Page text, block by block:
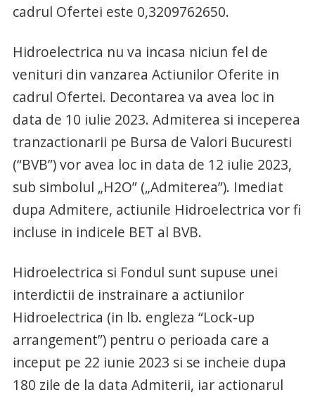
cadrul Ofertei este 0,3209762650.
Hidroelectrica nu va incasa niciun fel de
venituri din vanzarea Actiunilor Oferite in
cadrul Ofertei. Decontarea va avea loc in
data de 10 iulie 2023. Admiterea si inceperea
tranzactionarii pe Bursa de Valori Bucuresti
(“BVB”) vor avea loc in data de 12 iulie 2023,
sub simbolul „H2O” („Admiterea”). Imediat
dupa Admitere, actiunile Hidroelectrica vor fi
incluse in indicele BET al BVB.
Hidroelectrica si Fondul sunt supuse unei
interdictii de instrainare a actiunilor
Hidroelectrica (in lb. engleza “Lock-up
arrangement”) pentru o perioada care a
inceput pe 22 iunie 2023 si se incheie dupa
180 zile de la data Admiterii, iar actionarul